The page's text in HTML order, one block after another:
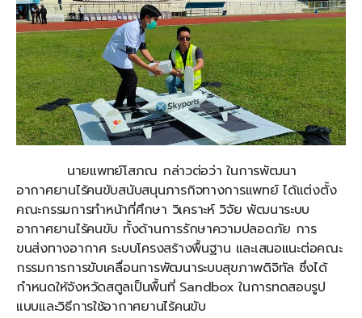
นายแพทย์โสภณ กล่าวต่อว่า ในการพัฒนา
อากาศยานไร้คนขับสนับสนุนภารกิจทางการแพทย์ ได้แต่งตั้ง
คณะกรรมการทำหน้าที่ศึกษา วิเคราะห์ วิจัย พัฒนาระบบ
อากาศยานไร้คนขับ ทั้งด้านการรักษาความปลอดภัย การ
ขนส่งทางอากาศ ระบบโครงสร้างพื้นฐาน และเสนอแนะต่อคณะ
กรรมการการขับเคลื่อนการพัฒนาระบบสุขภาพดิจิทัล ซึ่งได้
กำหนดให้จังหวัดสตูลเป็นพื้นที่ Sandbox ในการทดสอบรูป
แบบและวิธีการใช้อากาศยานไร้คนขับ